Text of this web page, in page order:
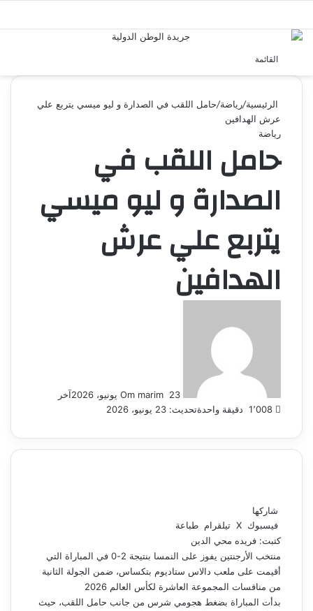
القائمة
الرئيسية/رياضة/حامل اللقب في الصدارة و ليو ميسي يتربع علي
عرش الهدافين
رياضة
حامل اللقب في
الصدارة و ليو ميسي
يتربع علي عرش
الهدافين
Om marim 23 يونيو، 2026
آخر
تحديث: 23 يونيو، 2026دقيقة واحدة
شاركها
فيسبوك ‫X تيلقرام طباعة
كتبت: فريده محي الدين
منتخب الأرجنتين يفوز على النمسا بنتيجة 2-0 في المباراة التي
أقيمت على ملعب دالاس ستاديوم بتكساس، ضمن الجولة الثانية
من منافسات المجموعة العاشرة لكأس العالم 2026
بدأت المباراة بضغط هجومي شرس من جانب حامل اللقب، حيث